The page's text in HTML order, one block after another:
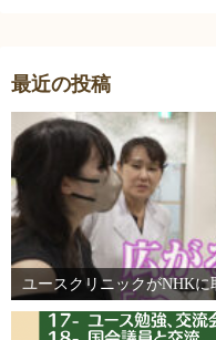
最近の投稿
ユースクリニックがNHKに